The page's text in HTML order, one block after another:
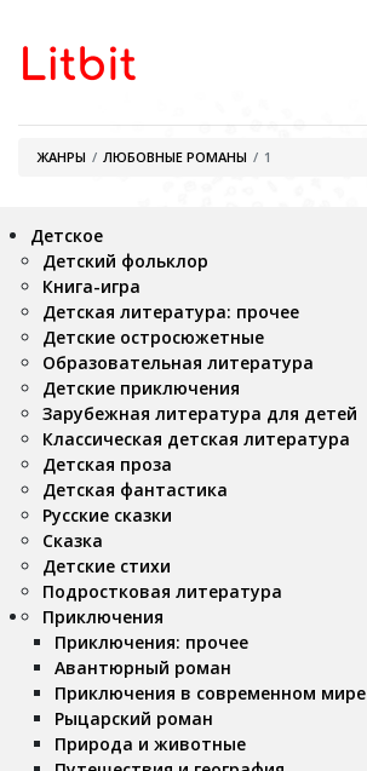
ЖАНРЫ ЛЮБОВНЫЕ РОМАНЫ 1
Детское
Детский фольклор
Книга-игра
Детская литература: прочее
Детские остросюжетные
Образовательная литература
Детские приключения
Зарубежная литература для детей
Классическая детская литература
Детская проза
Детская фантастика
Русские сказки
Сказка
Детские стихи
Подростковая литература
Приключения
Приключения: прочее
Авантюрный роман
Приключения в современном мире
Рыцарский роман
Природа и животные